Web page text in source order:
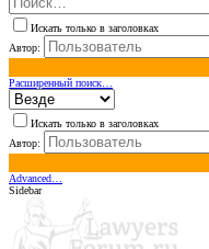
Искать только в заголовках
Автор:
Расширенный поиск…
Искать только в заголовках
Автор:
Advanced…
Sidebar